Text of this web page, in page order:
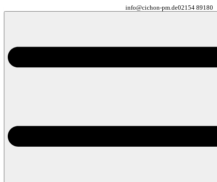
info@cichon-pm.de02154 89180